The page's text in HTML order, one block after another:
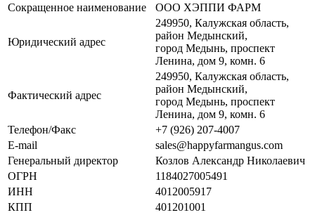
Сокращенное наименование
ООО ХЭППИ ФАРМ
Юридический адрес
249950, Калужская область,
район Медынский,
город Медынь, проспект
Ленина, дом 9, комн. 6
Фактический адрес
249950, Калужская область,
район Медынский,
город Медынь, проспект
Ленина, дом 9, комн. 6
Телефон/Факс
+7 (926) 207-4007
E-mail
sales@happyfarmangus.com
Генеральный директор
Козлов Александр Николаевич
ОГРН
1184027005491
ИНН
4012005917
КПП
401201001